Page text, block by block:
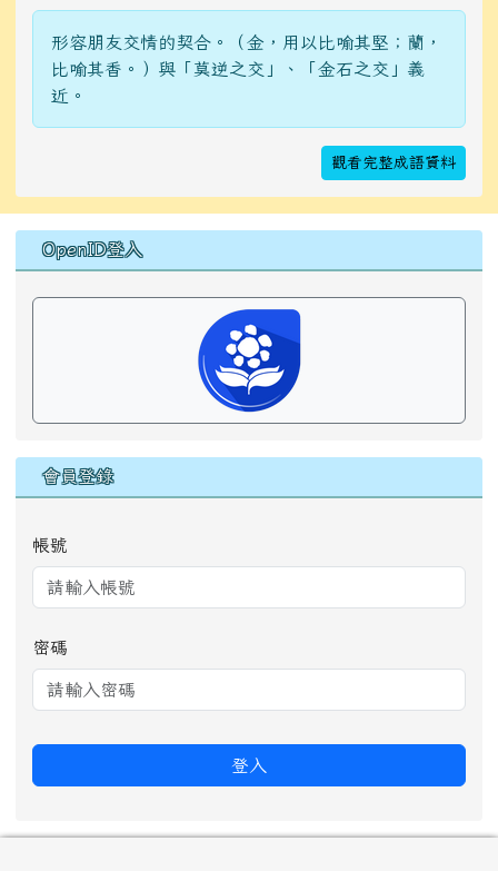
形容朋友交情的契合。（金，用以比喻其堅；蘭，
比喻其香。）與「莫逆之交」、「金石之交」義
近。
觀看完整成語資料
右邊區域內容
OpenID登入
會員登錄
帳號
密碼
登入